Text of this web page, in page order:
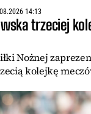
14:13
trzeciej
Nożnej
kolejkę